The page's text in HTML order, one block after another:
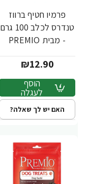
פרמיו חטיף ברווז
טנדרס לכלב 100 גרם
- מבית PREMIO
₪12.90
הוסף
לעגלה
האם יש לך שאלה?